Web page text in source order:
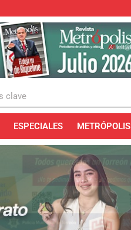
ESPECIALES METRÓPOLIS